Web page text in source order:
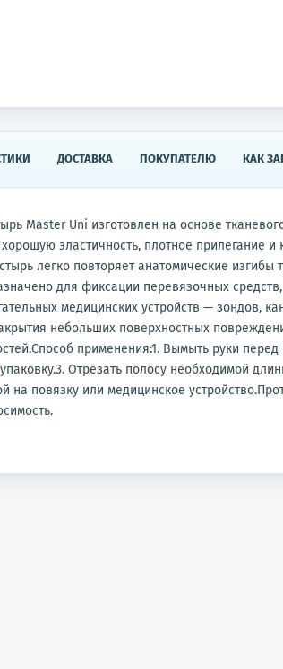
ДОСТАВКА ПОКУПАТЕЛЮ КАК
Master Uni изготовлен на основе
эластичность, плотное прилегание и
легко повторяет анатомические изгибы
для фиксации перевязочных
медицинских устройств — зондов,
небольших поверхностных
применения:1. Вымыть руки перед
Отрезать полосу необходимой
на повязку или медицинское